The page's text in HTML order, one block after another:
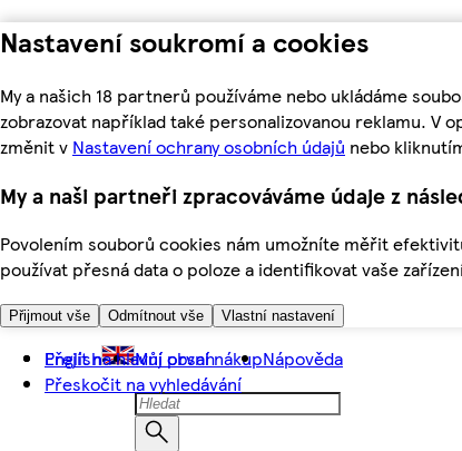
Nastavení soukromí a cookies
My a našich 18 partnerů používáme nebo ukládáme
zobrazovat například také personalizovanou reklamu. V
změnit v Nastavení ochrany osobních údajů nebo
My a naši partneři zpracováváme údaje z
Povolením souborů cookies nám umožníte měřit
používat přesná data o poloze a identifikovat vaše
Přijmout vše Odmítnout vše Vlastní nastavení
Přejít na hlavní obsah
Přeskočit na vyhledávání
English Můj první nákupNápověda